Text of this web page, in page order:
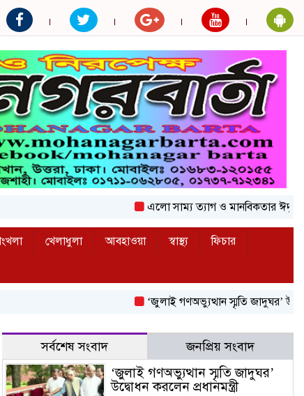
এলো সাম্য ত্যাগ ও মানবিকতার ঈদুল আজহা
খেলাধুলা আবহাওয়া স্বাস্থ্য
ফিচার
‘জুলাই গণঅভ্যুত্থান স্মৃতি জাদুঘর’ উদ্বোধন
সর্বশেষ সংবাদ জনপ্রিয় সংবাদ
‘জুলাই গণঅভ্যুত্থান স্মৃতি জাদুঘর’
উদ্বোধন করলেন প্রধানমন্ত্রী